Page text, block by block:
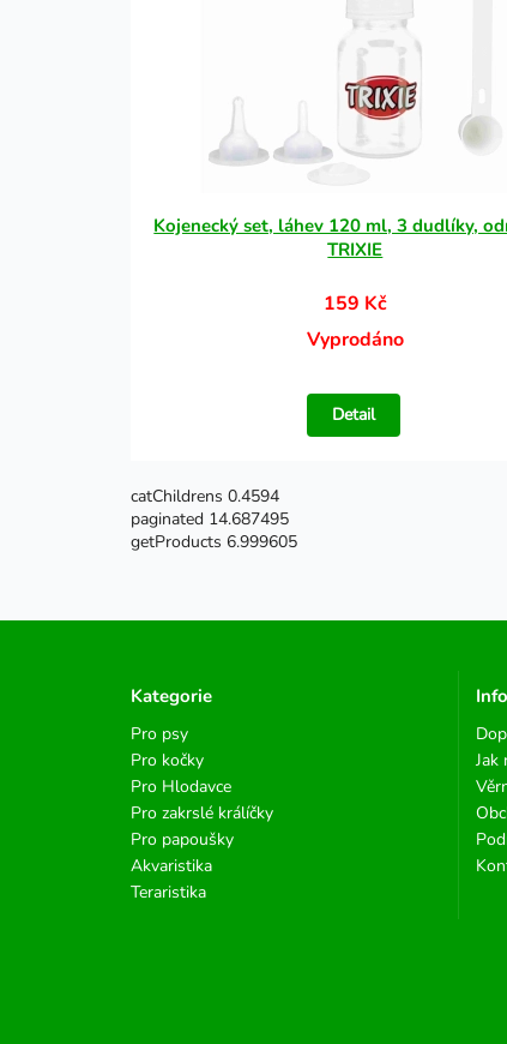
Kojenecký set, láhev 120 ml, 3 dudlíky,
TRIXIE
159 Kč
Vyprodáno
Detail
catChildrens 0.4594
paginated 14.687495
getProducts 6.999605
Kategorie
Pro psy
Pro kočky
Pro Hlodavce
Pro zakrslé králíčky
Pro papoušky
Akvaristika
Teraristika
Jak